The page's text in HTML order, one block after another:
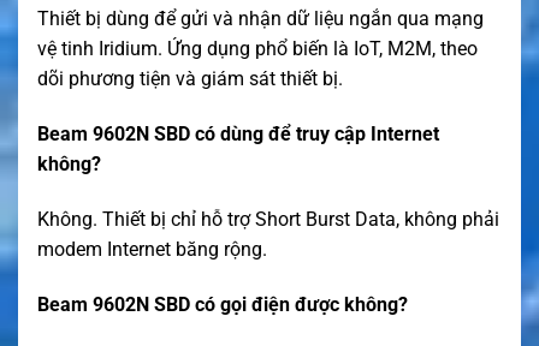
Thiết bị dùng để gửi và nhận dữ liệu ngắn qua mạng
vệ tinh Iridium. Ứng dụng phổ biến là IoT, M2M, theo
dõi phương tiện và giám sát thiết bị.
Beam 9602N SBD có dùng để truy cập Internet
không?
Không. Thiết bị chỉ hỗ trợ Short Burst Data, không phải
modem Internet băng rộng.
Beam 9602N SBD có gọi điện được không?